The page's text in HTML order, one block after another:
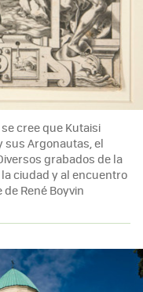
cree que Kutaisi
sus Argonautas, el
grabados de la
ciudad y al encuentro
René Boyvin